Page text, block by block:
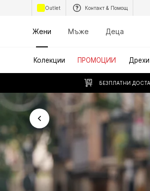
Outlet Контакт & Помощ
Жени Мъже Деца
Колекции ПРОМОЦИИ Дрехи
БЕЗПЛАТНИ